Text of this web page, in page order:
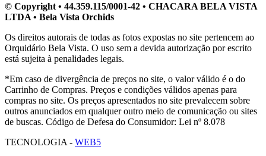
© Copyright • 44.359.115/0001-42 • CHACARA BELA VISTA
LTDA • Bela Vista Orchids
Os direitos autorais de todas as fotos expostas no site pertencem ao
Orquidário Bela Vista. O uso sem a devida autorização por escrito
está sujeita à penalidades legais.
*Em caso de divergência de preços no site, o valor válido é o do
Carrinho de Compras. Preços e condições válidos apenas para
compras no site. Os preços apresentados no site prevalecem sobre
outros anunciados em qualquer outro meio de comunicação ou sites
de buscas. Código de Defesa do Consumidor: Lei nº 8.078
TECNOLOGIA - WEB5